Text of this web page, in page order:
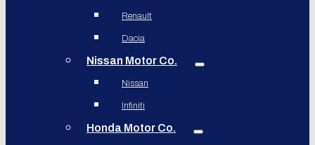
Renault
Dacia
Nissan Motor Co.
Nissan
Infiniti
Honda Motor Co.